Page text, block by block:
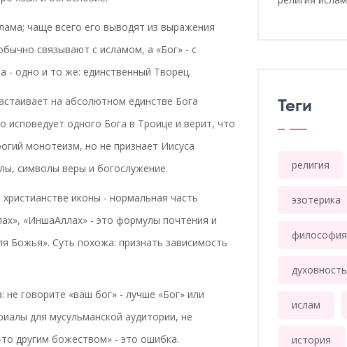
чаще всего его выводят из выражения
связывают с исламом, а «Бог» - с
- одно и то же: единственный Творец.
на абсолютном единстве Бога
исповедует одного Бога в Троице и верит, что
монотеизм, но не признает Иисуса
символы веры и богослужение.
иконы - нормальная часть
«ИншаАллах» - это формулы почтения и
Божья». Суть похожа: признать зависимость
говорите «ваш бог» - лучше «Бог» или
для мусульманской аудитории, не
другим божеством» - это ошибка.
Теги
религия
эзотерика
философия
духовность
ислам
история